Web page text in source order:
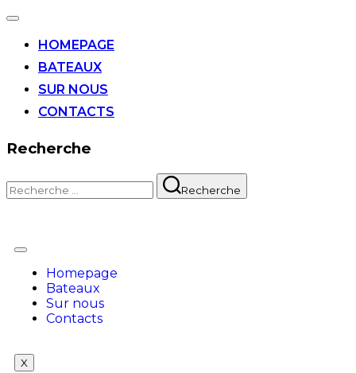
HOMEPAGE
BATEAUX
SUR NOUS
CONTACTS
Recherche
Recherche
Homepage
Bateaux
Sur nous
Contacts
X